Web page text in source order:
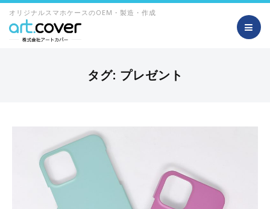
オリジナルスマホケースのOEM・製造・作成
タグ: プレゼント